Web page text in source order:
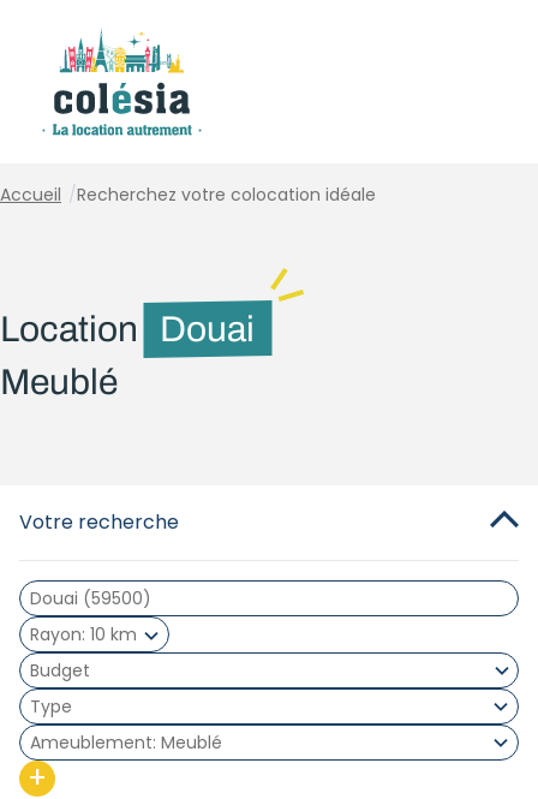
Accueil /Recherchez votre colocation idéale
Location
Douai
Meublé
Votre recherche
Rayon 10 km
Type
Ameublement Meublé
+